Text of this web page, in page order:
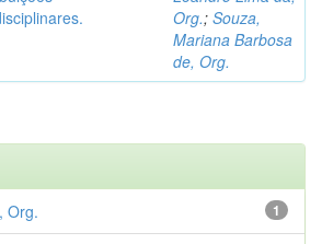
Org.; Souza,
Mariana Barbosa
de, Org.
1
Org.